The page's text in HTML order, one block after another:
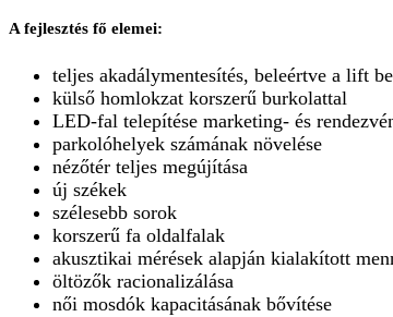
A fejlesztés fő elemei:
teljes akadálymentesítés, beleértve a lift
külső homlokzat korszerű burkolattal
LED-fal telepítése marketing- és
parkolóhelyek számának növelése
nézőtér teljes megújítása
új székek
szélesebb sorok
korszerű fa oldalfalak
akusztikai mérések alapján kialakított
öltözők racionalizálása
női mosdók kapacitásának bővítése